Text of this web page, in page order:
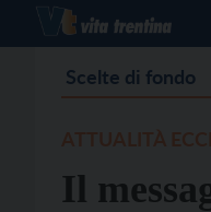
Scelte di fondo
Il